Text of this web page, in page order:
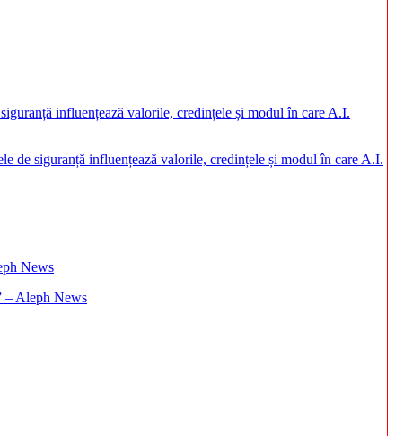
de siguranță influențează valorile, credințele și modul în care A.I.
– Aleph News